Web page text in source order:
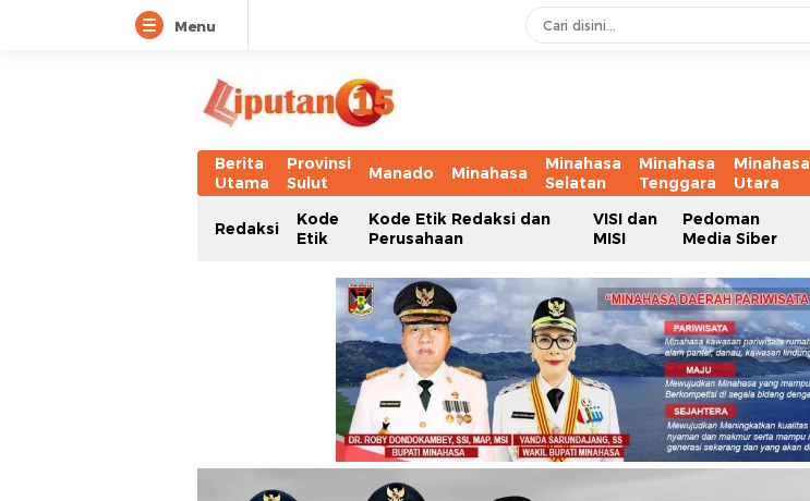
Menu
Berita
Utama
Provinsi
Sulut
Manado Minahasa
Minahasa
Selatan
Minahasa
Tenggara
Minahasa
Utara
Redaksi
Kode
Etik
Kode Etik Redaksi dan
Perusahaan
VISI dan
MISI
Pedoman
Media Siber